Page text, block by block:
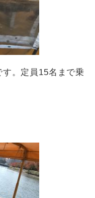
。定員15名まで乗